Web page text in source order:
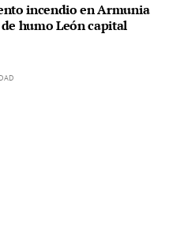
incendio en Armunia
humo León capital